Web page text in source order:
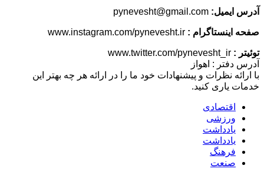
آدرس ایمیل:
صفحه اینستاگرام :
توئیتر :
آدرس دفتر : اهواز
با ارائه نظرات و پیشنهادات خود ما را در ارائه هر چه بهتر این
خدمات یاری کنید.
اقتصادی
ورزشی
یادداشت
یادداشت
فرهنگ
صنعت